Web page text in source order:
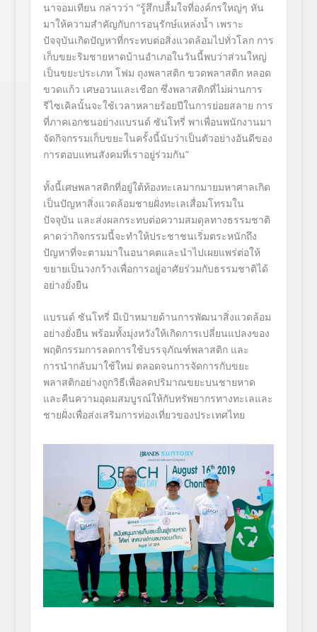
นาจอมเทียน กล่าวว่า “รู้สึกปลื้มใจที่องค์กรใหญ่ๆ หัน
มาให้ความสำคัญกับการอนุรักษ์แหล่งน้ำ เพราะ
ปัจจุบันเกิดปัญหาที่กระทบต่อสิ่งแวดล้อมไปทั่วโลก การ
เก็บขยะริมชายหาดบ้านอำเภอในวันนี้พบว่าส่วนใหญ่
เป็นขยะประเภท โฟม ถุงพลาสติก ขวดพลาสติก หลอด
ขวดแก้ว เศษอวนและเชือก ซึ่งพลาสติกที่ไม่ผ่านการ
รีไซเคิลนั้นจะใช้เวลาหลายร้อยปีในการย่อยสลาย การ
ที่ภาคเอกชนอย่างแบรนด์ ซันโทรี่ พาเพื่อนพนักงานมา
จัดกิจกรรมเก็บขยะในครั้งนี้นับว่าเป็นตัวอย่างอันดีของ
การตอบแทนสังคมที่เราอยู่ร่วมกัน”
ทั้งนี้เศษพลาสติกที่อยู่ใต้ท้องทะเลมากมายมหาศาลเกิด
เป็นปัญหาสิ่งแวดล้อมชายฝั่งทะเลเสื่อมโทรมใน
ปัจจุบัน และส่งผลกระทบต่อความสมดุลทางธรรมชาติ
คาดว่ากิจกรรมนี้จะทำให้ประชาชนเริ่มตระหนักถึง
ปัญหาที่จะตามมาในอนาคตและนำไปเผยแพร่ต่อให้
ขยายเป็นวงกว้างเพื่อการอยู่อาศัยร่วมกับธรรมชาติได้
อย่างยั่งยืน
แบรนด์ ซันโทรี่ มีเป้าหมายด้านการพัฒนาสิ่งแวดล้อม
อย่างยั่งยืน พร้อมทั้งมุ่งหวังให้เกิดการเปลี่ยนแปลงของ
พฤติกรรมการลดการใช้บรรจุภัณฑ์พลาสติก และ
การนำกลับมาใช้ใหม่ ตลอดจนการจัดการกับขยะ
พลาสติกอย่างถูกวิธีเพื่อลดปริมาณขยะบนชายหาด
และคืนความอุดมสมบูรณ์ให้กับทรัพยากรทางทะเลและ
ชายฝั่งเพื่อส่งเสริมการท่องเที่ยวของประเทศไทย